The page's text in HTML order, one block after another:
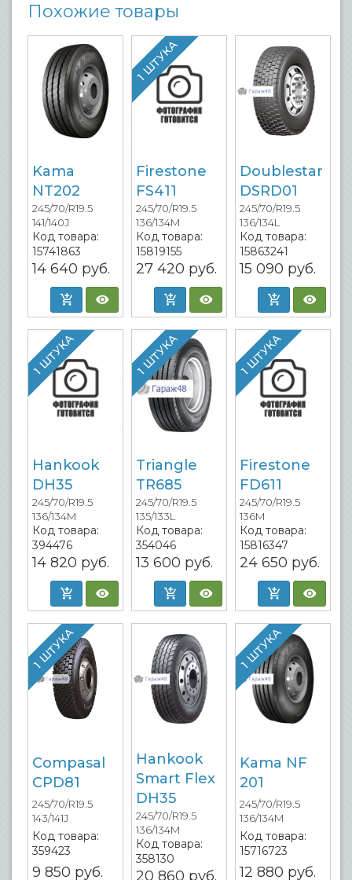
Похожие товары
Kama
NT202
245/70/R19.5
141/140J
Код товара:
15741863
14 640 руб.
1 ШТУКА
Firestone
FS411
245/70/R19.5
136/134M
Код товара:
15819155
27 420 руб.
Doublestar
DSRD01
245/70/R19.5
136/134L
Код товара:
15863241
15 090 руб.
1 ШТУКА
Hankook
DH35
245/70/R19.5
136/134M
Код товара:
394476
14 820 руб.
1 ШТУКА
Triangle
TR685
245/70/R19.5
135/133L
Код товара:
354046
13 600 руб.
1 ШТУКА
Firestone
FD611
245/70/R19.5
136M
Код товара:
15816347
24 650 руб.
1 ШТУКА
Compasal
CPD81
245/70/R19.5
143/141J
Код товара:
359423
9 850 руб.
Hankook
Smart Flex
DH35
245/70/R19.5
136/134M
Код товара:
358130
20 860 руб.
1 ШТУКА
Kama NF
201
245/70/R19.5
136/134M
Код товара:
15716723
12 880 руб.